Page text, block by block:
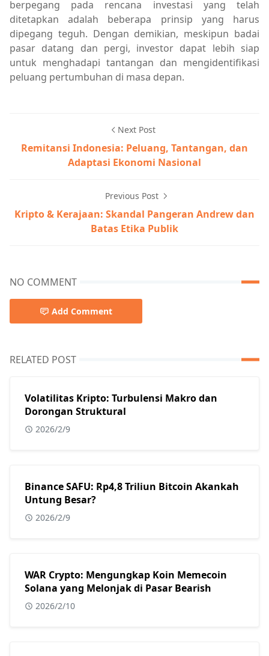
berpegang pada rencana investasi yang telah
ditetapkan adalah beberapa prinsip yang harus
dipegang teguh. Dengan demikian, meskipun badai
pasar datang dan pergi, investor dapat lebih siap
untuk menghadapi tantangan dan mengidentifikasi
peluang pertumbuhan di masa depan.
Next Post
Remitansi Indonesia: Peluang, Tantangan, dan
Adaptasi Ekonomi Nasional
Previous Post
Kripto & Kerajaan: Skandal Pangeran Andrew dan
Batas Etika Publik
NO COMMENT
Add Comment
RELATED POST
Volatilitas Kripto: Turbulensi Makro dan
Dorongan Struktural
2026/2/9
Binance SAFU: Rp4,8 Triliun Bitcoin Akankah
Untung Besar?
2026/2/9
WAR Crypto: Mengungkap Koin Memecoin
Solana yang Melonjak di Pasar Bearish
2026/2/10